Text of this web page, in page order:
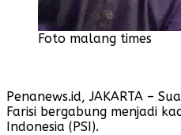
Foto malang times
Penanews.id, JAKARTA –
Farisi bergabung menjadi
Indonesia (PSI).